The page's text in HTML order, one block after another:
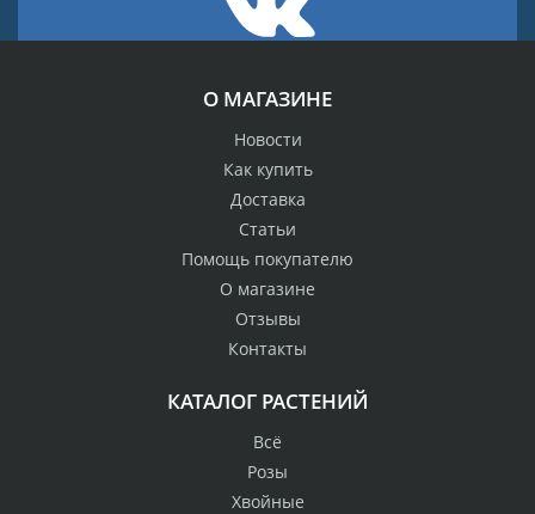
О МАГАЗИНЕ
Новости
Как купить
Доставка
Статьи
Помощь покупателю
О магазине
Отзывы
Контакты
КАТАЛОГ РАСТЕНИЙ
Всё
Розы
Хвойные